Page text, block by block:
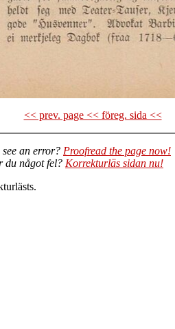
<< prev. page << föreg. sida <<
an error? Proofread the page now!
du något fel? Korrekturläs sidan nu!